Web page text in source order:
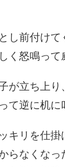
し前付け
く怒鳴って
が立ち上り
て逆に机に
キリを仕掛
らなくなっ